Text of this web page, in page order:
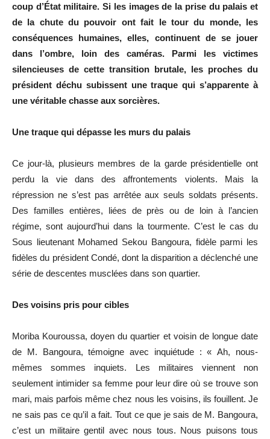
coup d’État militaire. Si les images de la prise du palais et
de la chute du pouvoir ont fait le tour du monde, les
conséquences humaines, elles, continuent de se jouer
dans l’ombre, loin des caméras. Parmi les victimes
silencieuses de cette transition brutale, les proches du
président déchu subissent une traque qui s’apparente à
une véritable chasse aux sorcières.
Une traque qui dépasse les murs du palais
Ce jour-là, plusieurs membres de la garde présidentielle ont
perdu la vie dans des affrontements violents. Mais la
répression ne s’est pas arrêtée aux seuls soldats présents.
Des familles entières, liées de près ou de loin à l’ancien
régime, sont aujourd’hui dans la tourmente. C’est le cas du
Sous lieutenant Mohamed Sekou Bangoura, fidèle parmi les
fidèles du président Condé, dont la disparition a déclenché une
série de descentes musclées dans son quartier.
Des voisins pris pour cibles
Moriba Kouroussa, doyen du quartier et voisin de longue date
de M. Bangoura, témoigne avec inquiétude : « Ah, nous-
mêmes sommes inquiets. Les militaires viennent non
seulement intimider sa femme pour leur dire où se trouve son
mari, mais parfois même chez nous les voisins, ils fouillent. Je
ne sais pas ce qu’il a fait. Tout ce que je sais de M. Bangoura,
c’est un militaire gentil avec nous tous. Nous puisons tous